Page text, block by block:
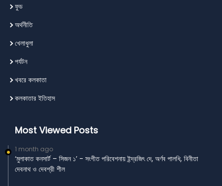
ফুড
অর্থনীতি
খেলাধুলা
পর্যটন
খবরে কলকাতা
কলকাতার ইতিহাস
Most Viewed Posts
1 month ago
‘মুলাকাত কনসার্ট – সিজন ১’ - সংগীত পরিবেশনায় ইন্দ্রজিৎ দে, অর্ণব পালধি, বিনীতা
দেবনাথ ও দেবশ্রী শীল